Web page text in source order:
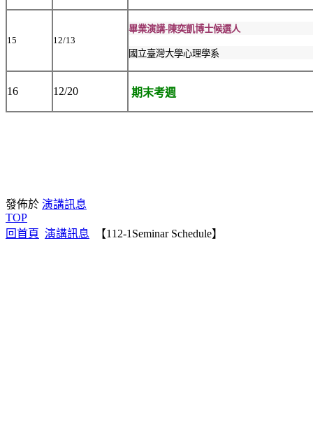
15 12/13
畢業演講-陳奕凱博士候選人
國立臺灣大學心理學系
16 12/20 期末考週
發佈於 演講訊息
TOP
回首頁 演講訊息 【112-1Seminar Schedule】